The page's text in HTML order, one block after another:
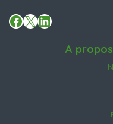
Facebook
X LinkedIn
A